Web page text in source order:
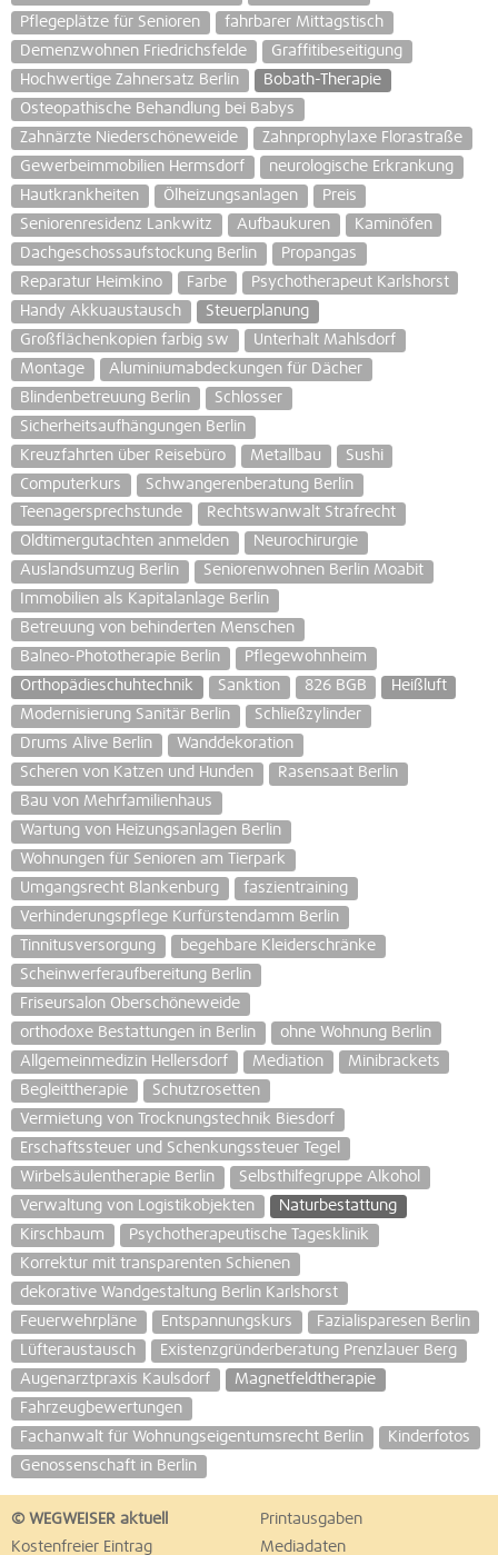
Pflegeplätze für Senioren
fahrbarer Mittagstisch
Demenzwohnen Friedrichsfelde
Graffitibeseitigung
Hochwertige Zahnersatz Berlin
Bobath-Therapie
Osteopathische Behandlung bei Babys
Zahnärzte Niederschöneweide
Zahnprophylaxe Florastraße
Gewerbeimmobilien Hermsdorf
neurologische Erkrankung
Hautkrankheiten
Ölheizungsanlagen
Preis
Seniorenresidenz Lankwitz
Aufbaukuren
Kaminöfen
Dachgeschossaufstockung Berlin
Propangas
Reparatur Heimkino
Farbe
Psychotherapeut Karlshorst
Handy Akkuaustausch
Steuerplanung
Großflächenkopien farbig sw
Unterhalt Mahlsdorf
Montage
Aluminiumabdeckungen für Dächer
Blindenbetreuung Berlin
Schlosser
Sicherheitsaufhängungen Berlin
Kreuzfahrten über Reisebüro
Metallbau
Sushi
Computerkurs
Schwangerenberatung Berlin
Teenagersprechstunde
Rechtswanwalt Strafrecht
Oldtimergutachten anmelden
Neurochirurgie
Auslandsumzug Berlin
Seniorenwohnen Berlin Moabit
Immobilien als Kapitalanlage Berlin
Betreuung von behinderten Menschen
Balneo-Phototherapie Berlin
Pflegewohnheim
Orthopädieschuhtechnik
Sanktion 826 BGB
Heißluft
Modernisierung Sanitär Berlin
Schließzylinder
Drums Alive Berlin
Wanddekoration
Scheren von Katzen und Hunden
Rasensaat Berlin
Bau von Mehrfamilienhaus
Wartung von Heizungsanlagen Berlin
Wohnungen für Senioren am Tierpark
Umgangsrecht Blankenburg
faszientraining
Verhinderungspflege Kurfürstendamm Berlin
Tinnitusversorgung
begehbare Kleiderschränke
Scheinwerferaufbereitung Berlin
Friseursalon Oberschöneweide
orthodoxe Bestattungen in Berlin
ohne Wohnung Berlin
Allgemeinmedizin Hellersdorf
Mediation
Minibrackets
Begleittherapie
Schutzrosetten
Vermietung von Trocknungstechnik Biesdorf
Erschaftssteuer und Schenkungssteuer Tegel
Wirbelsäulentherapie Berlin
Selbsthilfegruppe Alkohol
Verwaltung von Logistikobjekten
Naturbestattung
Kirschbaum
Psychotherapeutische Tagesklinik
Korrektur mit transparenten Schienen
dekorative Wandgestaltung Berlin Karlshorst
Feuerwehrpläne
Entspannungskurs
Fazialisparesen Berlin
Lüfteraustausch
Existenzgründerberatung Prenzlauer Berg
Augenarztpraxis Kaulsdorf
Magnetfeldtherapie
Fahrzeugbewertungen
Fachanwalt für Wohnungseigentumsrecht Berlin
Kinderfotos
Genossenschaft in Berlin
© WEGWEISER aktuell
Printausgaben
Kostenfreier Eintrag
Mediadaten